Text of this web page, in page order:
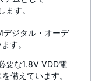
す。
デジタル・オーデ
す。
要な1.8V VDD電
備えています。